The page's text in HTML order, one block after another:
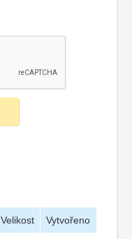
Velikost Vytvořeno